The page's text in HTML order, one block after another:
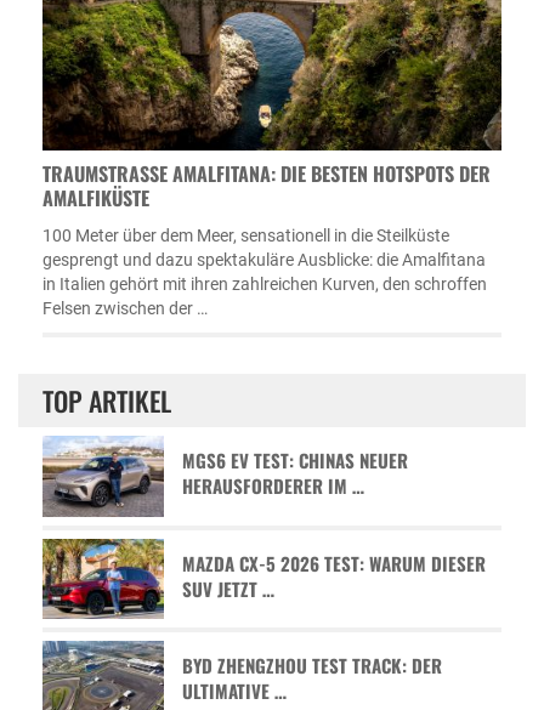
TRAUMSTRASSE AMALFITANA: DIE BESTEN HOTSPOTS DER A
MALFIKÜSTE
100 Meter über dem Meer, sensationell in die Steilküste
gesprengt und dazu spektakuläre Ausblicke: die Amalfitana
in Italien gehört mit ihren zahlreichen Kurven, den schroffen
Felsen zwischen der …
TOP ARTIKEL
MGS6 EV TEST: CHINAS NEUER
HERAUSFORDERER IM …
MAZDA CX-5 2026 TEST: WARUM DIESER
SUV JETZT …
BYD ZHENGZHOU TEST TRACK: DER
ULTIMATIVE …